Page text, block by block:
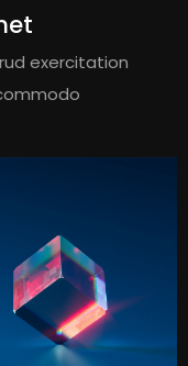
exercitation